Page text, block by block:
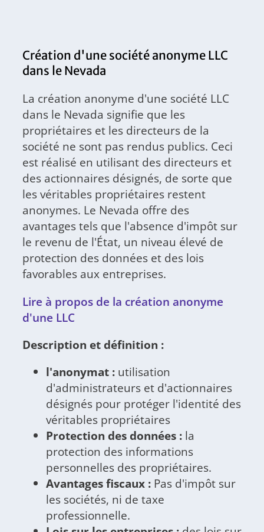
Création d'une société anonyme LLC
dans le Nevada
La création anonyme d'une société LLC
dans le Nevada signifie que les
propriétaires et les directeurs de la
société ne sont pas rendus publics. Ceci
est réalisé en utilisant des directeurs et
des actionnaires désignés, de sorte que
les véritables propriétaires restent
anonymes. Le Nevada offre des
avantages tels que l'absence d'impôt sur
le revenu de l'État, un niveau élevé de
protection des données et des lois
favorables aux entreprises.
Lire à propos de la création anonyme
d'une LLC
Description et définition :
l'anonymat : utilisation
d'administrateurs et d'actionnaires
désignés pour protéger l'identité des
véritables propriétaires
Protection des données : la
protection des informations
personnelles des propriétaires.
Avantages fiscaux : Pas d'impôt sur
les sociétés, ni de taxe
professionnelle.